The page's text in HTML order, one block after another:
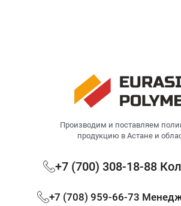
Производим и поставляем
продукцию в Астане и
+7 (700) 308-18-88
+7 (708) 959-66-73